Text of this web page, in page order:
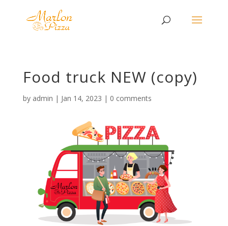
Food truck NEW (copy)
by admin | Jan 14, 2023 | 0 comments